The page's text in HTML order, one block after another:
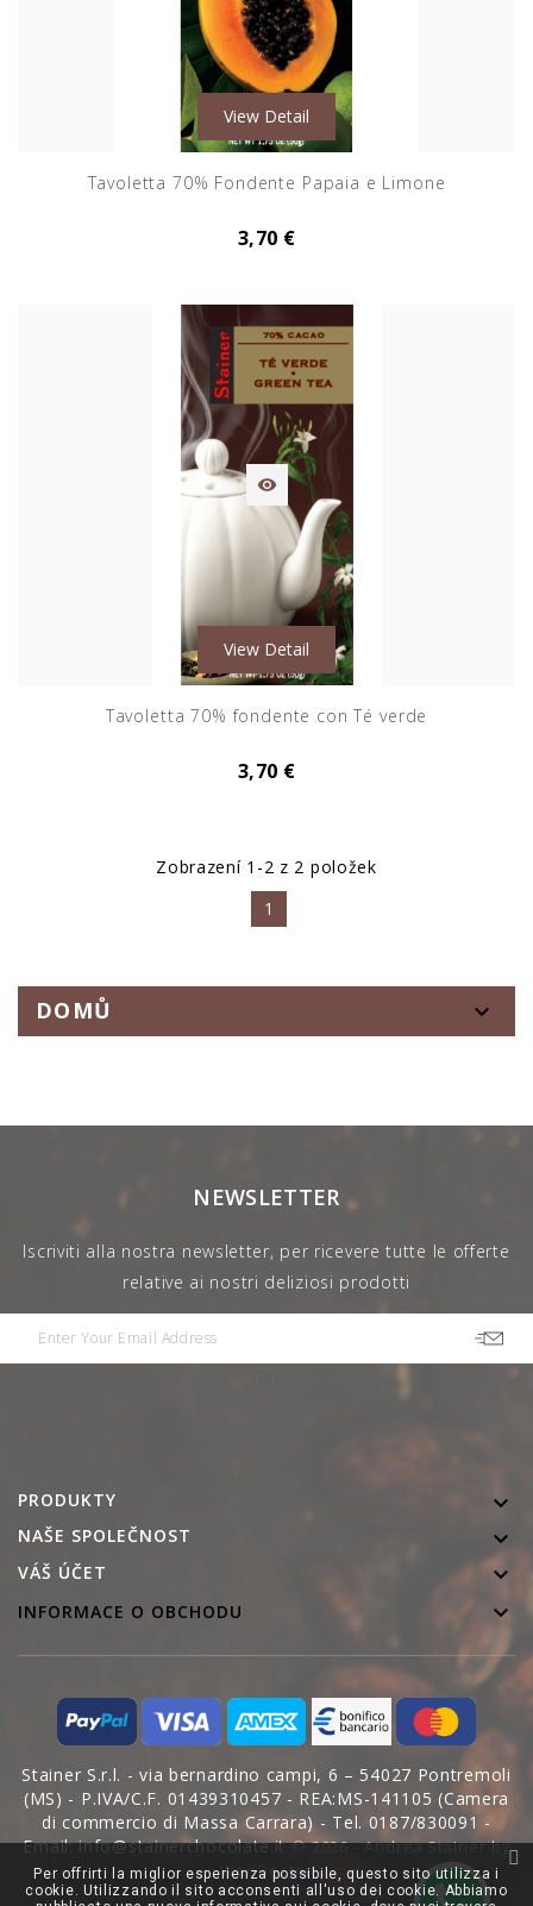
View Detail
Tavoletta 70% Fondente Papaia e Limone
3,70 €

View Detail
Tavoletta 70% fondente con Té verde
3,70 €
Zobrazení 1-2 z 2 položek
1
DOMŮ 
NEWSLETTER
Iscriviti alla nostra newsletter, per ricevere tutte le offerte
relative ai nostri deliziosi prodotti
PRODUKTY 
NAŠE SPOLEČNOST 
VÁŠ ÚČET 
INFORMACE O OBCHODU 
Stainer S.r.l. - via bernardino campi, 6 – 54027 Pontremoli
(MS) - P.IVA/C.F. 01439310457 - REA:MS-141105 (Camera
di commercio di Massa Carrara) - Tel. 0187/830091 -
Email: info@stainerchocolate.it© 2026 - Andrea Stainer by
WedDoctor
Per offrirti la miglior esperienza possibile, questo sito utilizza i
cookie. Utilizzando il sito acconsenti all'uso dei cookie. Abbiamo